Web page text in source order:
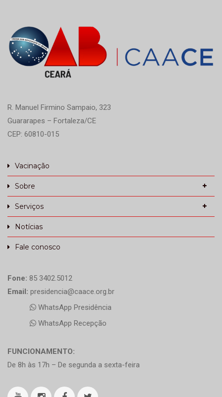
R. Manuel Firmino Sampaio, 323
Guararapes – Fortaleza/CE
CEP: 60810-015
Vacinação
Sobre
Serviços
Notícias
Fale conosco
Fone: 85 3402.5012
Email: presidencia@caace.org.br
WhatsApp Presidência
WhatsApp Recepção
FUNCIONAMENTO:
De 8h às 17h – De segunda a sexta-feira